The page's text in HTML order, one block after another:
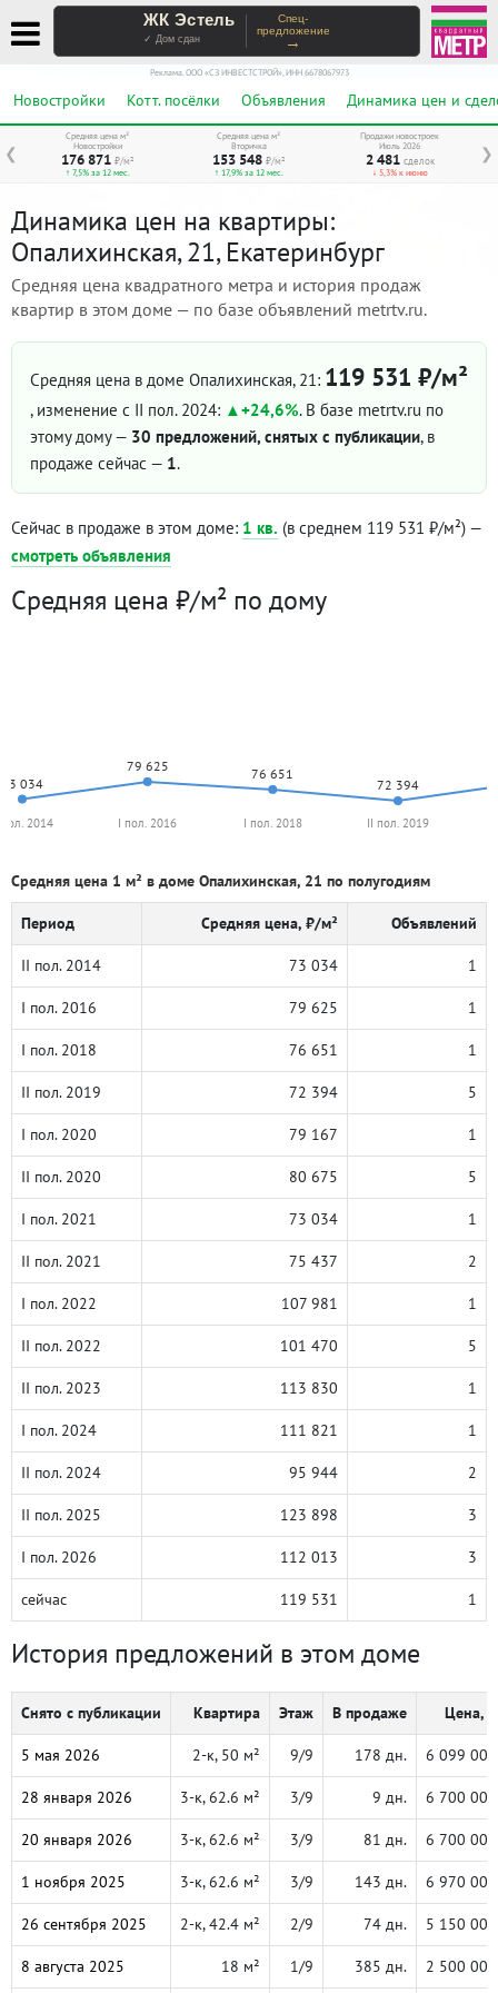
ЖК Эстель
✓ Дом сдан
Спец-
предложение
→
Реклама. ООО «СЗ ИНВЕСТСТРОЙ», ИНН 6678067973
Новостройки Котт. посёлки Объявления Динамика цен и
❮ ❯
Средняя цена м²
Новостройки
176 871 ₽/м²
↑ 7,5% за 12 мес.
Средняя цена м²
Вторичка
153 548 ₽/м²
↑ 17,9% за 12 мес.
Продажи новостроек
Июль 2026
2 481 сделок
↓ 5,3% к июню
Динамика цен на квартиры:
Опалихинская, 21, Екатеринбург
Средняя цена квадратного метра и история продаж
квартир в этом доме — по базе объявлений metrtv.ru.
Средняя цена в доме Опалихинская, 21: 119 531 ₽/м²
, изменение с II пол. 2024: +24,6%. В базе metrtv.ru по
этому дому — 30 предложений, снятых с публикации, в
продаже сейчас — 1.
Сейчас в продаже в этом доме: 1 кв. (в среднем 119 531 ₽/м²) —
смотреть объявления
Средняя цена ₽/м² по дому
73 034
79 625 76 651
72 394
2014 I пол. 2016 I пол. 2018 II пол. 2019
Средняя цена 1 м² в доме Опалихинская, 21 по полугодиям
Период Средняя цена, ₽/м² Объявлений
II пол. 2014 73 034 1
I пол. 2016 79 625 1
I пол. 2018 76 651 1
II пол. 2019 72 394 5
I пол. 2020 79 167 1
II пол. 2020 80 675 5
I пол. 2021 73 034 1
II пол. 2021 75 437 2
I пол. 2022 107 981 1
II пол. 2022 101 470 5
II пол. 2023 113 830 1
I пол. 2024 111 821 1
II пол. 2024 95 944 2
II пол. 2025 123 898 3
I пол. 2026 112 013 3
сейчас 119 531 1
История предложений в этом доме
Снято с публикации Квартира Этаж В продаже Цена, ₽
5 мая 2026 2-к, 50 м² 9/9 178 дн. 6 099 000
28 января 2026 3-к, 62.6 м² 3/9 9 дн. 6 700 000
20 января 2026 3-к, 62.6 м² 3/9 81 дн. 6 700 000
1 ноября 2025 3-к, 62.6 м² 3/9 143 дн. 6 970 000
26 сентября 2025 2-к, 42.4 м² 2/9 74 дн. 5 150 000
8 августа 2025 18 м² 1/9 385 дн. 2 500 000